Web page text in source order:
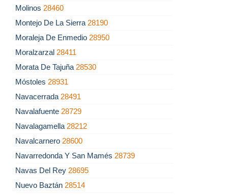
Molinos 28460
Montejo De La Sierra 28190
Moraleja De Enmedio 28950
Moralzarzal 28411
Morata De Tajuña 28530
Móstoles 28931
Navacerrada 28491
Navalafuente 28729
Navalagamella 28212
Navalcarnero 28600
Navarredonda Y San Mamés 28739
Navas Del Rey 28695
Nuevo Baztán 28514